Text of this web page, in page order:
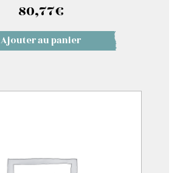
80,77€
Ajouter au panier